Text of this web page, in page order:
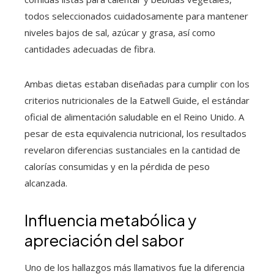
todos seleccionados cuidadosamente para mantener
niveles bajos de sal, azúcar y grasa, así como
cantidades adecuadas de fibra.
Ambas dietas estaban diseñadas para cumplir con los
criterios nutricionales de la Eatwell Guide, el estándar
oficial de alimentación saludable en el Reino Unido. A
pesar de esta equivalencia nutricional, los resultados
revelaron diferencias sustanciales en la cantidad de
calorías consumidas y en la pérdida de peso
alcanzada.
Influencia metabólica y
apreciación del sabor
Uno de los hallazgos más llamativos fue la diferencia